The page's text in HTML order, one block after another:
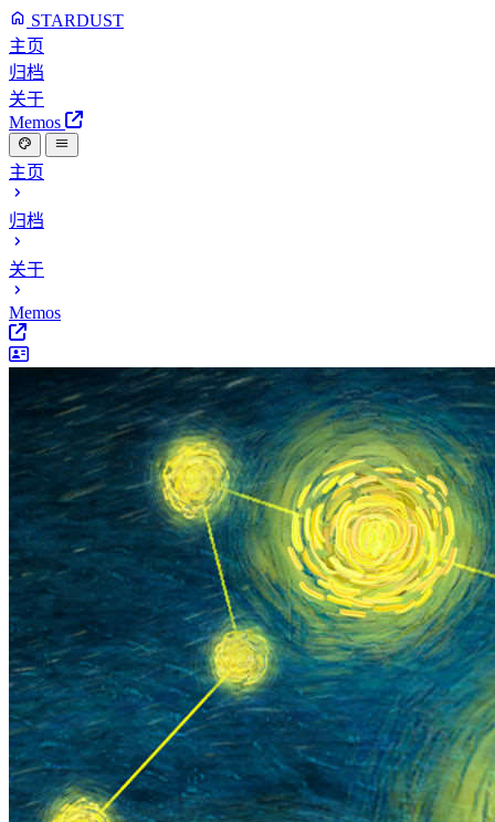
STARDUST
主页
归档
关于
Memos
主页
归档
关于
Memos